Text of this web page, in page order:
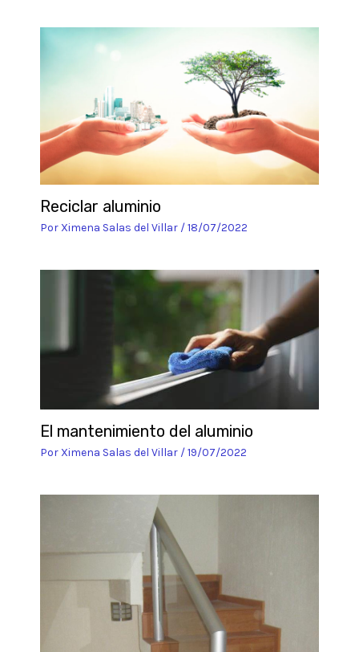
Reciclar aluminio
Por Ximena Salas del Villar /18/07/2022
El mantenimiento del aluminio
Por Ximena Salas del Villar /19/07/2022